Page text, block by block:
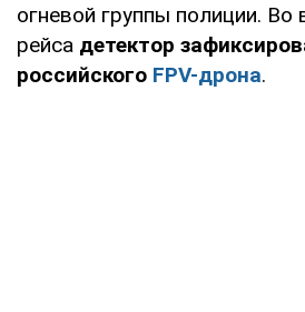
огневой группы полиции. Во
рейса детектор
российского FPV-дрона.